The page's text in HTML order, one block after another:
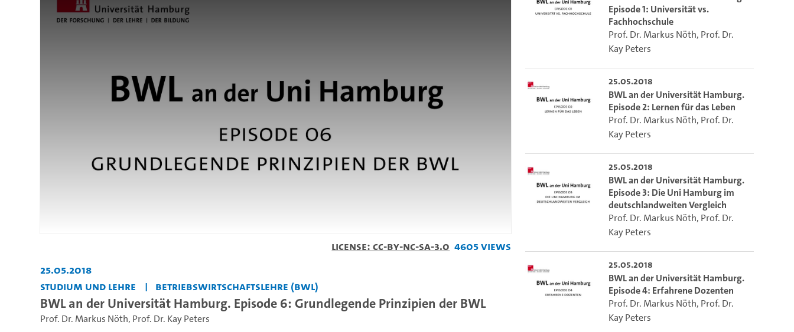
License: CC-BY-NC-SA-3.0 4605 Views
25.05.2018
Studium und Lehre
Betriebswirtschaftslehre (BWL)
BWL an der Universität Hamburg. Episode 6: Grundlegende Prinzipien der BWL
Prof. Dr. Markus Nöth, Prof. Dr. Kay Peters
Episode 1: Universität vs.
Fachhochschule
Prof. Dr. Markus Nöth, Prof. Dr.
Kay Peters
25.05.2018
BWL an der Universität Hamburg.
Episode 2: Lernen für das Leben
Prof. Dr. Markus Nöth, Prof. Dr.
Kay Peters
25.05.2018
BWL an der Universität Hamburg.
Episode 3: Die Uni Hamburg im
deutschlandweiten Vergleich
Prof. Dr. Markus Nöth, Prof. Dr.
Kay Peters
25.05.2018
BWL an der Universität Hamburg.
Episode 4: Erfahrene Dozenten
Prof. Dr. Markus Nöth, Prof. Dr.
Kay Peters